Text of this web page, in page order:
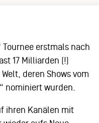
Tournee erstmals nach
17 Milliarden (!)
deren Shows vom
nominiert wurden.
ihren Kanälen mit